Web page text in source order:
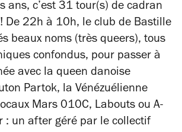
ans, c’est 31 tour(s) de cadran
De 22h à 10h, le club de Bastille
beaux noms (très queers), tous
confondus, pour passer à
avec la queen danoise
Partok, la Vénézuélienne
Mars 010C, Labouts ou A-
: un after géré par le collectif